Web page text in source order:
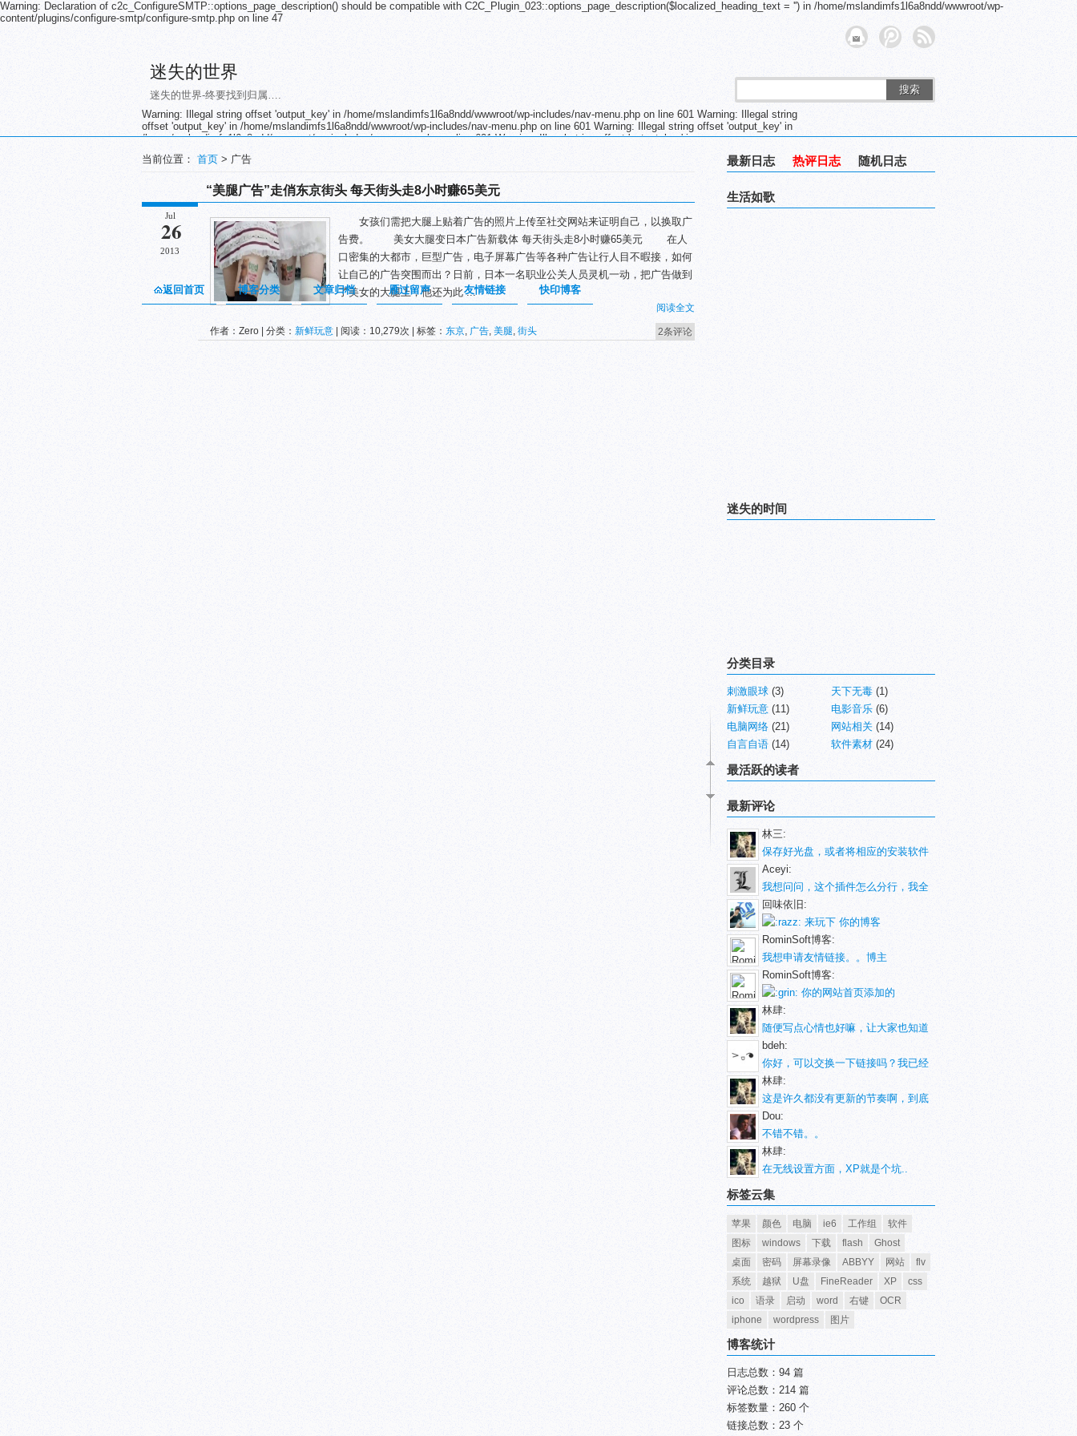
Warning: Declaration of c2c_ConfigureSMTP::options_page_description() should be compatible with C2C_Plugin_023::options_page_description($localized_heading_text = '') in /home/mslandimfs1l6a8ndd/wwwroot/wp-
content/plugins/configure-smtp/configure-smtp.php on line 47
迷失的世界
迷失的世界-终要找到归属…. 搜索
Warning: Illegal string offset 'output_key' in /home/mslandimfs1l6a8ndd/wwwroot/wp-includes/nav-menu.php on line 601 Warning: Illegal string
offset 'output_key' in /home/mslandimfs1l6a8ndd/wwwroot/wp-includes/nav-menu.php on line 601 Warning: Illegal string offset 'output_key' in
/home/mslandimfs1l6a8ndd/wwwroot/wp-includes/nav-menu.php on line 601 Warning: Illegal string offset 'output_key' in
/home/mslandimfs1l6a8ndd/wwwroot/wp-includes/nav-menu.php on line 601 Warning: Illegal string offset 'output_key' in
/home/mslandimfs1l6a8ndd/wwwroot/wp-includes/nav-menu.php on line 601 Warning: Illegal string offset 'output_key' in
/home/mslandimfs1l6a8ndd/wwwroot/wp-includes/nav-menu.php on line 601 Warning: Illegal string offset 'output_key' in
/home/mslandimfs1l6a8ndd/wwwroot/wp-includes/nav-menu.php on line 601 Warning: Illegal string offset 'output_key' in
/home/mslandimfs1l6a8ndd/wwwroot/wp-includes/nav-menu.php on line 601 Warning: Illegal string offset 'output_key' in
/home/mslandimfs1l6a8ndd/wwwroot/wp-includes/nav-menu.php on line 601 Warning: Illegal string offset 'output_key' in
/home/mslandimfs1l6a8ndd/wwwroot/wp-includes/nav-menu.php on line 601 Warning: Illegal string offset 'output_key' in
/home/mslandimfs1l6a8ndd/wwwroot/wp-includes/nav-menu.php on line 601 Warning: Illegal string offset 'output_key' in
/home/mslandimfs1l6a8ndd/wwwroot/wp-includes/nav-menu.php on line 601
返回首页
博客分类 文章归档 雁过留声 友情链接 快印博客
当前位置： 首页 > 广告
“美腿广告”走俏东京街头 每天街头走8小时赚65美元
Jul
26
2013
女孩们需把大腿上贴着广告的照片上传至社交网站来证明自己，以换取广
告费。 美女大腿变日本广告新载体 每天街头走8小时赚65美元 在人
口密集的大都市，巨型广告，电子屏幕广告等各种广告让行人目不暇接，如何
让自己的广告突围而出？日前，日本一名职业公关人员灵机一动，把广告做到
了美女的大腿上，他还为此 ...
阅读全文
作者：Zero | 分类： 新鲜玩意 | 阅读：10,279次 | 标签： 东京, 广告, 美腿, 街头 2条评论
最新日志 热评日志 随机日志
生活如歌
迷失的时间
分类目录
刺激眼球 (3) 天下无毒 (1)
新鲜玩意 (11) 电影音乐 (6)
电脑网络 (21) 网站相关 (14)
自言自语 (14) 软件素材 (24)
最活跃的读者
最新评论
林三:
保存好光盘，或者将相应的安装软件
Aceyi:
我想问问，这个插件怎么分行，我全
回味依旧:
来玩下 你的博客
RominSoft博客:
我想申请友情链接。。博主
RominSoft博客:
你的网站首页添加的
林肆:
随便写点心情也好嘛，让大家也知道
bdeh:
你好，可以交换一下链接吗？我已经
林肆:
这是许久都没有更新的节奏啊，到底
Dou:
不错不错。。
林肆:
在无线设置方面，XP就是个坑..
标签云集
苹果 颜色 电脑 ie6 工作组
软件
图标
windows 下载 flash
Ghost
桌面
密码 屏幕录像 ABBYY 网站
flv
系统
越狱 U盘 FineReader XP
css
ico
语录 启动 word 右键
OCR
iphone
wordpress 图片
博客统计
日志总数：94 篇
评论总数：214 篇
标签数量：260 个
链接总数：23 个